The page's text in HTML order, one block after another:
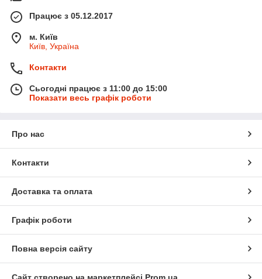
Працює з 05.12.2017
м. Київ
Київ, Україна
Контакти
Сьогодні працює з 11:00 до 15:00
Показати весь графік роботи
Про нас
Контакти
Доставка та оплата
Графік роботи
Повна версія сайту